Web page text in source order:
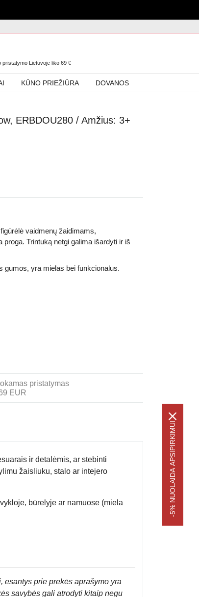
pristatymo Lietuvoje liko 69 €
KŪNO PRIEŽIŪRA DOVANOS
ERBDOU280 / Amžius: 3+
vaidmenų žaidimams,
Trintuką netgi galima išardyti ir iš
yra mielas bei funkcionalus.
pristatymas
EUR
ir detalėmis, ar stebinti
žaisliuku, stalo ar intejero
būrelyje ar namuose (miela
prie prekės aprašymo yra
savybės gali atrodyti kitaip negu
-5% NUOLAIDA APSIPIRKIMUI